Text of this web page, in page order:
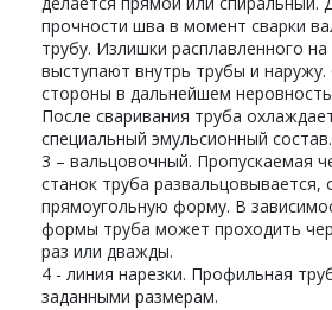
прочности шва в момент сварки
трубу. Излишки расплавленного
выступают внутрь трубы и
стороны в дальнейшем
После сваривания труба
специальный эмульсионный состав.
3 – вальцовочный. Пропускаемая
станок труба
прямоугольную форму. В
формы труба может проходить
раз или дважды.
4 - линия нарезки. Профильная
заданными размерам.